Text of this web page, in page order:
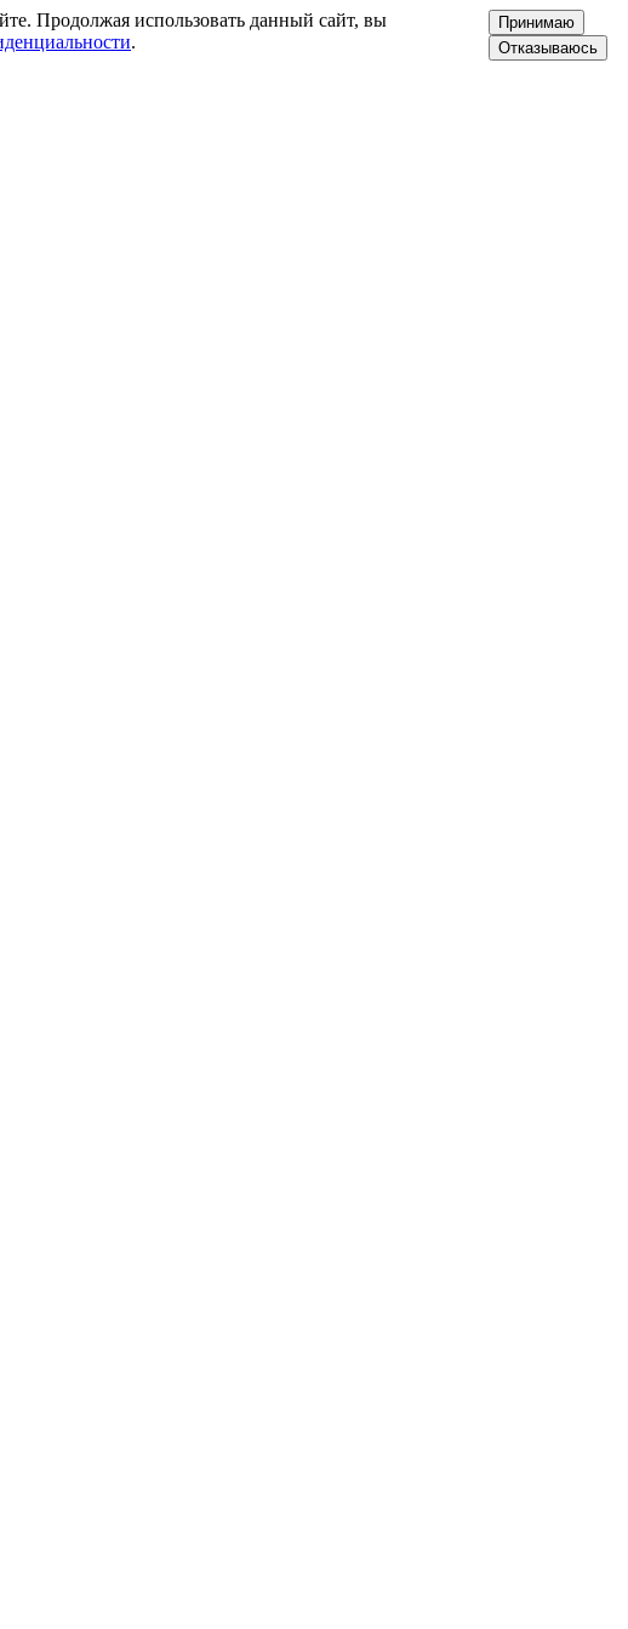
Продолжая использовать данный сайт, вы
.
Принимаю
Отказываюсь